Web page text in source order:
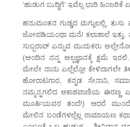
‘ಹುಡುಗ ಬುದ್ಧಿಗೆ’ ಇವೆಲ್ಲ ಭಾರಿ ಹಿಂಜರಿಕೆ
ಹನುಮಂತನ ಗುಡ್ಡದ ಮಗ್ಗುಲಲ್ಲಿ,
ಜೋಪಡಿಯಂಥಾ ಮನೆ/ ಕಲಾಶಾಲೆ ಇತ್ತು.
ಸುಬ್ಬರಾವ್ ಎನ್ನುವ ಮುದುಕರು
(ಅಂದಿನ ನನ್ನ ಅಲ್ಪಜ್ಞಾನಕ್ಕೆ ಕ್ಷಮೆ
ಮೇಲೇ ನಾನು ಎಲ್ಲೆಲ್ಲೋ ಕೇಳಿದಾಗಲೇ
ಹೋರಾಟಗಾರ, ಕನ್ನಡ ಸೇನಾನಿ,
ನಮ್ಮನ್ನಗಲಿದ ಆಕಾಶವಾಣಿಯ ಈರಣ್ಣ
ಮೂರ್ತಿಯವರ ತಂದೆ!) ಆದರೆ
ಮೇಲಿನ ಬಂಡೆಗಳಲ್ಲೆಲ್ಲ ರಾಮಾಯಣ